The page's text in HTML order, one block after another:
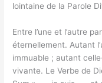
lointaine de la Parole
Entre l’une et l’autre
éternellement. Autant
immuable ; autant
vivante. Le Verbe de